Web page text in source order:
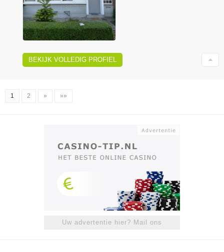
BEKIJK VOLLEDIG PROFIEL
1 2 » »»
Uw advertentie hier? Mail ons